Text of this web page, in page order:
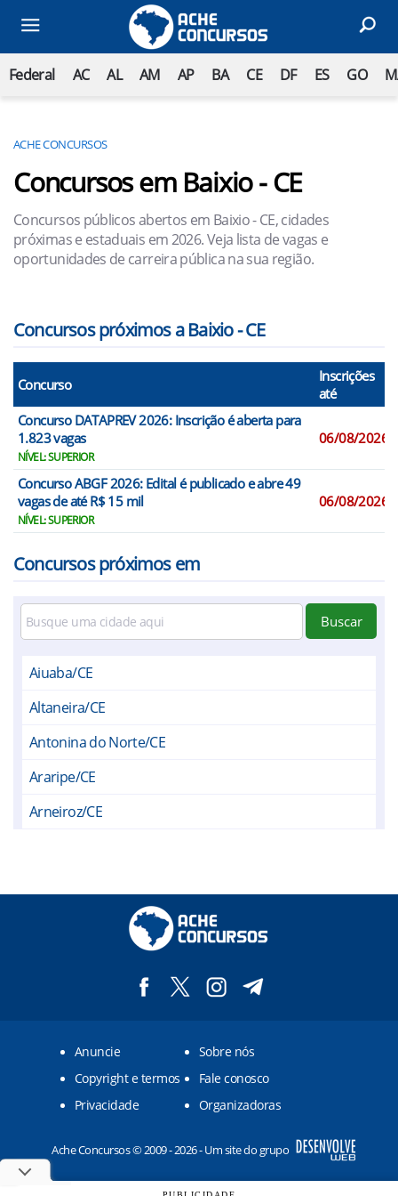
Federal AC AL AM AP BA CE DF ES GO
ACHE CONCURSOS
Concursos em Baixio - CE
Concursos públicos abertos em Baixio - CE, cidades
próximas e estaduais em 2026. Veja lista de vagas e
oportunidades de carreira pública na sua região.
Concursos próximos a Baixio - CE
Concurso
Inscrições
até
Concurso DATAPREV 2026: Inscrição é aberta para
1.823 vagas
NÍVEL: SUPERIOR
06/08/2026
Concurso ABGF 2026: Edital é publicado e abre 49
vagas de até R$ 15 mil
NÍVEL: SUPERIOR
06/08/2026
Concursos próximos em
Buscar
Aiuaba/CE
Altaneira/CE
Antonina do Norte/CE
Araripe/CE
Arneiroz/CE
Campos Sales/CE
Tarrafas/CE
Pio IX/PI
Anuncie
Sobre nós
Copyright e termos
Fale conosco
Privacidade
Organizadoras
Ache Concursos © 2009 - 2026 - Um site do grupo